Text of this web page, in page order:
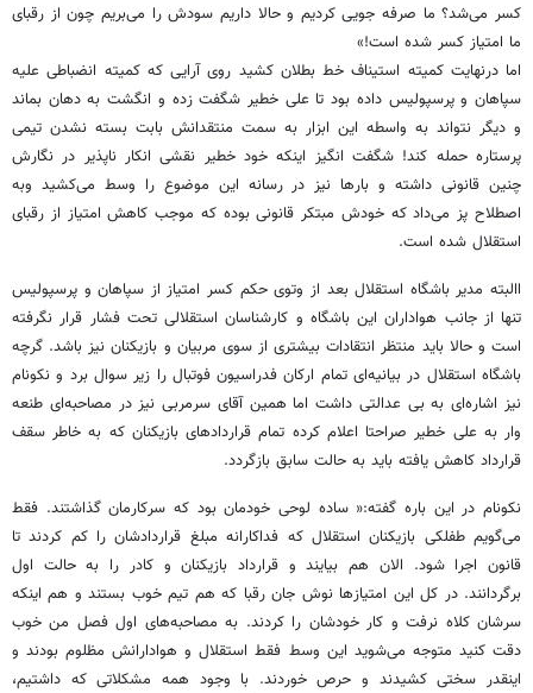
کسر می‌شد؟ ما صرفه جویی کردیم و حالا داریم سودش را می‌بریم چون از رقبای
ما امتیاز کسر شده است!»
اما درنهایت کمیته استیناف خط بطلان کشید روی آرایی که کمیته انضباطی علیه
سپاهان و پرسپولیس داده بود تا علی خطیر شگفت زده و انگشت به دهان بماند
و دیگر نتواند به واسطه این ابزار به سمت منتقدانش بابت بسته نشدن تیمی
پرستاره حمله کند! شگفت انگیز اینکه خود خطیر نقشی انکار ناپذیر در نگارش
چنین قانونی داشته و بارها نیز در رسانه این موضوع را وسط می‌کشید وبه
اصطلاح پز می‌داد که خودش مبتکر قانونی بوده که موجب کاهش امتیاز از رقبای
استقلال شده است.
االبته مدیر باشگاه استقلال بعد از وتوی حکم کسر امتیاز از سپاهان و پرسپولیس
تنها از جانب هواداران این باشگاه و کارشناسان استقلالی تحت فشار قرار نگرفته
است و حالا باید منتظر انتقادات بیشتری از سوی مربیان و بازیکنان نیز باشد. گرچه
باشگاه استقلال در بیانیه‌ای تمام ارکان فدراسیون فوتبال را زیر سوال برد و نکونام
نیز اشاره‌ای به بی عدالتی داشت اما همین آقای سرمربی نیز در مصاحبه‌ای طنعه
وار به علی خطیر صراحتا اعلام کرده تمام قراردادهای بازیکنان که به خاطر سقف
قرارداد کاهش یافته باید به حالت سابق بازگردد.
نکونام در این باره گفته:« ساده لوحی خودمان بود که سرکارمان گذاشتند. فقط
می‌گویم طفلکی بازیکنان استقلال که فداکارانه مبلغ قراردادشان را کم کردند تا
قانون اجرا شود. الان هم بیایند و قرارداد بازیکنان و کادر را به حالت اول
برگردانند. در کل این امتیازها نوش جان رقبا که هم تیم خوب بستند و هم اینکه
سرشان کلاه نرفت و کار خودشان را کردند. به مصاحبه‌های اول فصل من خوب
دقت کنید متوجه می‌شوید این وسط فقط استقلال و هوادارانش مظلوم بودند و
اینقدر سختی کشیدند و حرص خوردند. با وجود همه مشکلاتی که داشتیم،